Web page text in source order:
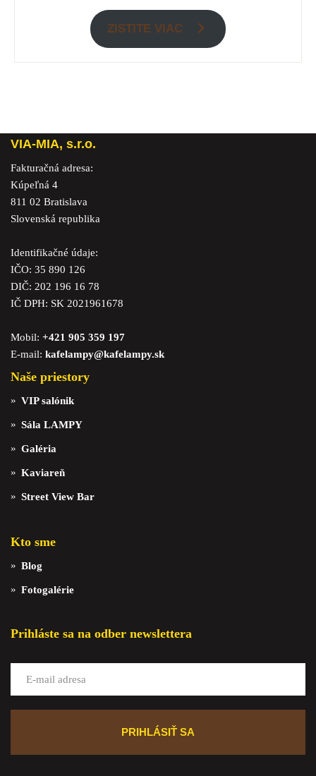
ZISTITE VIAC
VIA-MIA, s.r.o.
Fakturačná adresa:
Kúpeľná 4
811 02 Bratislava
Slovenská republika
Identifikačné údaje:
IČO: 35 890 126
DIČ: 202 196 16 78
IČ DPH: SK 2021961678
Mobil: +421 905 359 197
E-mail: kafelampy@kafelampy.sk
Naše priestory
VIP salónik
Sála LAMPY
Galéria
Kaviareň
Street View Bar
Kto sme
Blog
Fotogalérie
Prihláste sa na odber newslettera